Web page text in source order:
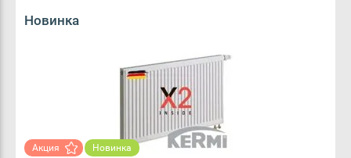
Новинка
Акция Новинка